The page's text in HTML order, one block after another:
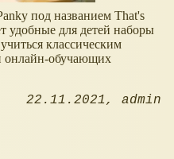
под названием That's
удобные для детей наборы
классическим
онлайн-обучающих
22.11.2021 admin